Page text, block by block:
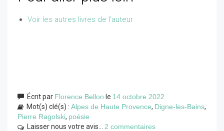
Voir les autres livres de l'auteur
Écrit par Florence Bellon le 14 octobre 2022
Mot(s) clé(s) : Alpes de Haute Provence, Digne-les-Bains,
Pierre Ragolski, poésie
Laisser nous votre avis... 2 commentaires